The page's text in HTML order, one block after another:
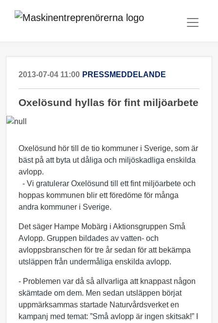
2013-07-04 11:00 PRESSMEDDELANDE
Oxelösund hyllas för fint miljöarbete
Oxelösund hör till de tio kommuner i Sverige, som är
bäst på att byta ut dåliga och miljöskadliga enskilda
avlopp.
- Vi gratulerar Oxelösund till ett fint miljöarbete och
hoppas kommunen blir ett föredöme för många
andra kommuner i Sverige.
Det säger Hampe Mobärg i Aktionsgruppen Små
Avlopp. Gruppen bildades av vatten- och
avloppsbranschen för tre år sedan för att bekämpa
utsläppen från undermåliga enskilda avlopp.
- Problemen var då så allvarliga att knappast någon
skämtade om dem. Men sedan utsläppen börjat
uppmärksammas startade Naturvårdsverket en
kampanj med temat: ”Små avlopp är ingen skitsak!” I